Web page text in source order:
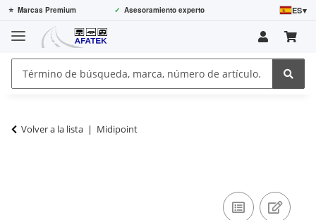
⭐ Marcas Premium ✓ Asesoramiento experto ES▾
Volver a la lista Midipoint